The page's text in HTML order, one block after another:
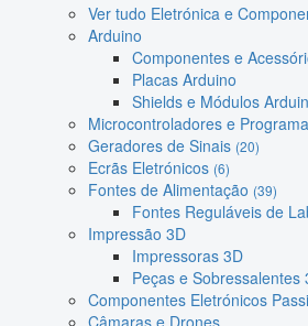
Ver tudo Eletrónica e
Arduino
Componentes e
Placas Arduino
Shields e Módulos
Microcontroladores e
Geradores de Sinais (20)
Ecrãs Eletrónicos (6)
Fontes de Alimentação (39)
Fontes Reguláveis de
Impressão 3D
Impressoras 3D
Peças e Sobressalentes
Componentes Eletrónicos
Câmaras e Drones